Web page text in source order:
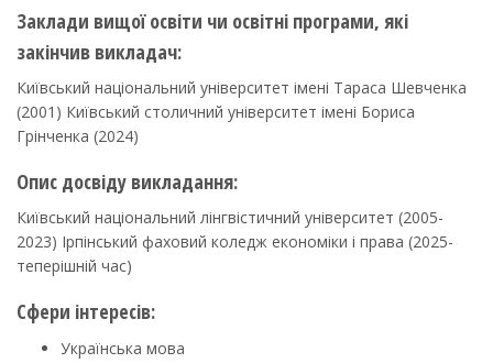
Заклади вищої освіти чи освітні програми, які
закінчив викладач:
Київський національний університет імені Тараса Шевченка
(2001) Київський столичний університет імені Бориса
Грінченка (2024)
Опис досвіду викладання:
Київський національний лінгвістичний університет (2005-
2023) Ірпінський фаховий коледж економіки і права (2025-
теперішній час)
Сфери інтересів:
Українська мова